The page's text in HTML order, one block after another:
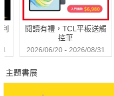
當我們把念頭當做「我」，就
頭保持觀照、保持距離，它就無
告訴我們：把向外的目光收回，
閱讀有禮，TCL平板送觸
控筆
2026/06/20 - 2026/08/31
主題書展